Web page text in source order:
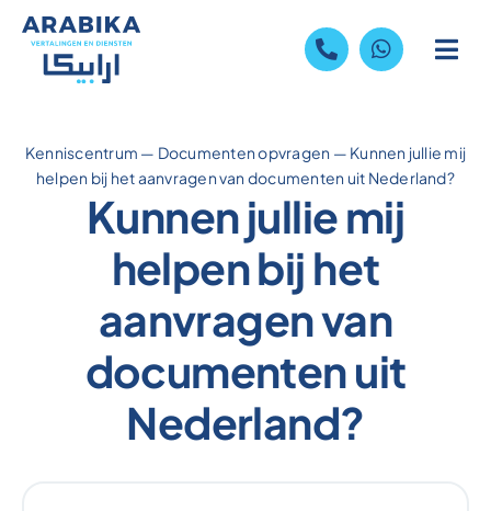
Skip
content
Kenniscentrum — Documenten opvragen — Kunnen jullie mij
helpen bij het aanvragen van documenten uit Nederland?
Kunnen jullie mij
helpen bij het
aanvragen van
documenten uit
Nederland?